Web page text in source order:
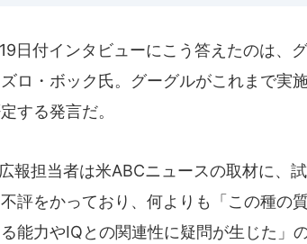
日付インタビューにこう答えたのは、
ロ・ボック氏。グーグルがこれまで実
する発言だ。
報担当者は米ABCニュースの取材に、
評をかっており、何よりも「この種の
能力やIQとの関連性に疑問が生じた」